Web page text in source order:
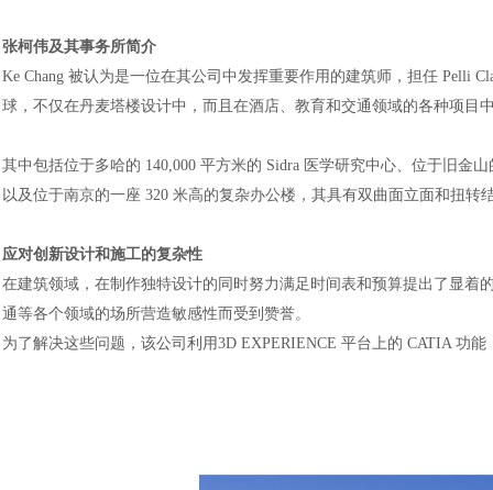
张柯伟及其事务所简介
Ke Chang 被认为是一位在其公司中发挥重要作用的建筑师，担任 Pelli
球，不仅在丹麦塔楼设计中，而且在酒店、教育和交通领域的各种项目
其中包括位于多哈的 140,000 平方米的 Sidra 医学研究中心、位于旧金
以及位于南京的一座 320 米高的复杂办公楼，其具有双曲面立面和扭转
应对创新设计和施工的复杂性
在建筑领域，在制作独特设计的同时努力满足时间表和预算提出了显
通等各个领域的场所营造敏感性而受到赞誉。
为了解决这些问题，该公司利用3D EXPERIENCE 平台上的 CATIA 功